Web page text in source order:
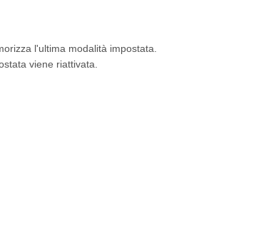
l'ultima modalità impostata.
viene riattivata.